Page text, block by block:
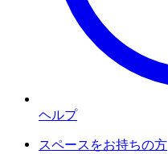
ヘルプ
スペースをお持ちの方